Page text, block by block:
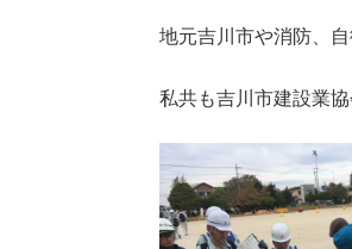
地元吉川市や消防、自
私共も吉川市建設業